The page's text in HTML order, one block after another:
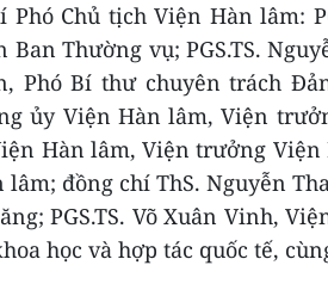
Chủ tịch Viện Hàn lâm:
Thường vụ; PGS.TS.
Phó Bí thư chuyên trách
ủy Viện Hàn lâm, Viện
Hàn lâm, Viện trưởng
đồng chí ThS. Nguyễn
PGS.TS. Võ Xuân Vinh,
học và hợp tác quốc tế,